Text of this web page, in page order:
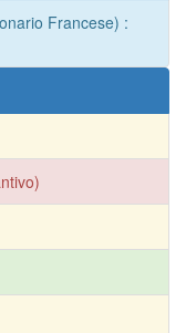
Francese) :